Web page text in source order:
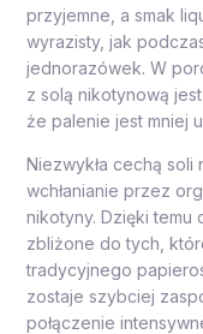
przyjemne, a smak
wyrazisty, jak
jednorazówek. W
z solą nikotynową
że palenie jest mniej
Niezwykła cechą
wchłanianie przez
nikotyny. Dzięki temu
zbliżone do tych,
tradycyjnego
zostaje szybciej
połączenie